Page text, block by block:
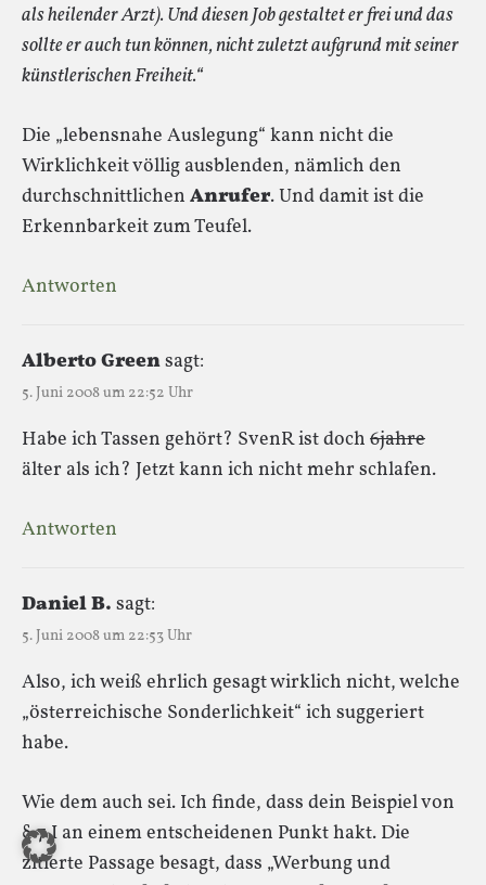
als heilender Arzt). Und diesen Job gestaltet er frei und das
sollte er auch tun können, nicht zuletzt aufgrund mit seiner
künstlerischen Freiheit.“
Die „lebensnahe Auslegung“ kann nicht die
Wirklichkeit völlig ausblenden, nämlich den
durchschnittlichen Anrufer. Und damit ist die
Erkennbarkeit zum Teufel.
Antworten
Alberto Greensagt:
5. Juni 2008 um 22:52 Uhr
Habe ich Tassen gehört? SvenR ist doch 6jahre
älter als ich? Jetzt kann ich nicht mehr schlafen.
Antworten
Daniel B. sagt:
5. Juni 2008 um 22:53 Uhr
Also, ich weiß ehrlich gesagt wirklich nicht, welche
„österreichische Sonderlichkeit“ ich suggeriert
habe.
Wie dem auch sei. Ich finde, dass dein Beispiel von
§ 7 I an einem entscheidenen Punkt hakt. Die
zitierte Passage besagt, dass „Werbung und